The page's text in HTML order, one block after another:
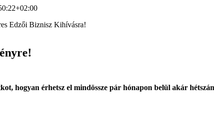
Edzői Biznisz Kihívásra!
!
hogyan érhetsz el mindössze pár hónapon belül akár